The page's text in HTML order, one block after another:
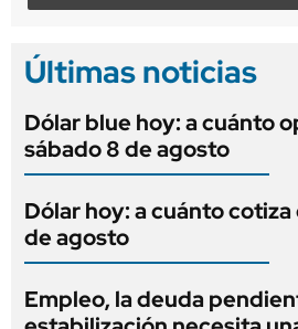
Últimas noticias
Dólar blue hoy: a cuánto
sábado 8 de agosto
Dólar hoy: a cuánto
de agosto
Empleo, la deuda